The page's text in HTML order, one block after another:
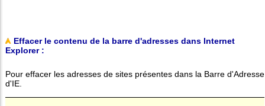
Effacer le contenu de la barre d'adresses dans Internet
Explorer :
Pour effacer les adresses de sites présentes dans la Barre d'Adresse
d'IE.